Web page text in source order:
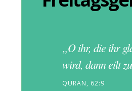
„O ihr, die ihr
wird, dann eilt
QURAN, 62:9